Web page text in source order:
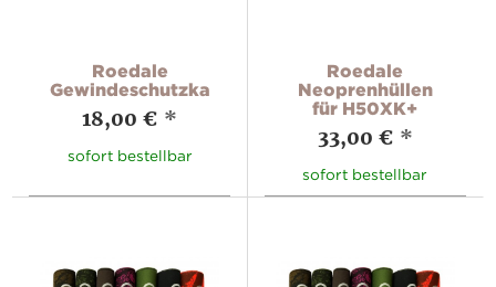
Roedale
Gewindeschutzkappe
18,00 € *
sofort bestellbar
Roedale
Neoprenhüllen
für H50XK+
33,00 € *
sofort bestellbar